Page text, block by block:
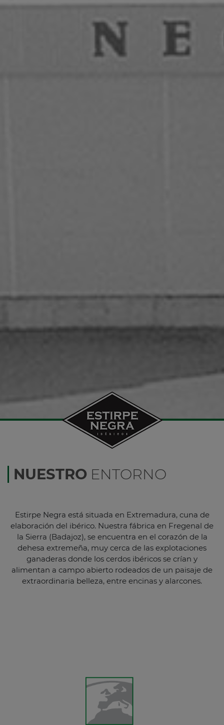
NUESTROENTORNO
Estirpe Negra está situada en Extremadura, cuna de
elaboración del ibérico. Nuestra fábrica en Fregenal de
la Sierra (Badajoz), se encuentra en el corazón de la
dehesa extremeña, muy cerca de las explotaciones
ganaderas donde los cerdos ibéricos se crían y
alimentan a campo abierto rodeados de un paisaje de
extraordinaria belleza, entre encinas y alarcones.